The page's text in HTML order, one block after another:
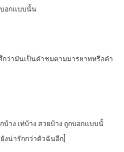
อกเเบบนั้น
ว่ามันเป็นคําชมตามมารยาทหรือคํา
าง​ เท่บ้าง​ สวยบ้าง​ ถูกบอกเเบบนั้
งน่ารักกว่าตัวฉันอีก]